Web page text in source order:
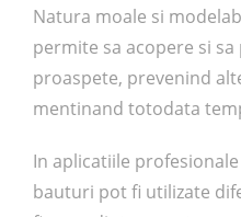
Natura moale si
permite sa acopere si
proaspete, prevenind
mentinand totodata
In aplicatiile
bauturi pot fi utilizate